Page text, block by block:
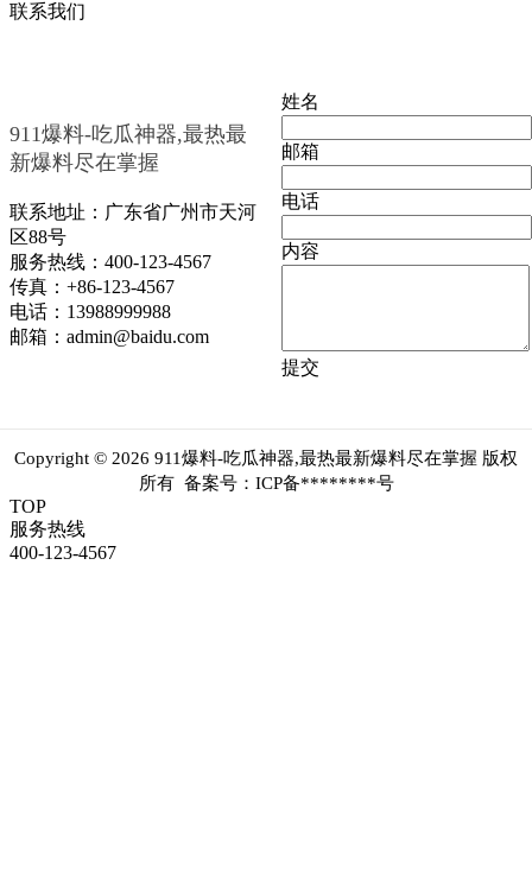
联系我们
911爆料-吃瓜神器,最热最
新爆料尽在掌握
联系地址：广东省广州市天河
区88号
服务热线：400-123-4567
传真：+86-123-4567
电话：13988999988
邮箱：admin@baidu.com
姓名
邮箱
电话
内容
提交
Copyright © 2026 911爆料-吃瓜神器,最热最新爆料尽在掌握 版权
所有 备案号：ICP备********号
TOP
服务热线
400-123-4567